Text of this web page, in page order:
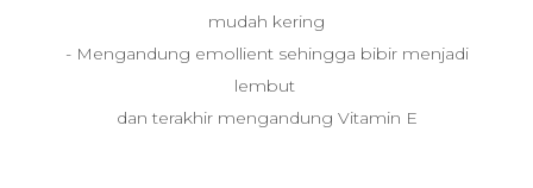
mudah kering
- Mengandung emollient sehingga bibir menjadi
lembut
dan terakhir mengandung Vitamin E